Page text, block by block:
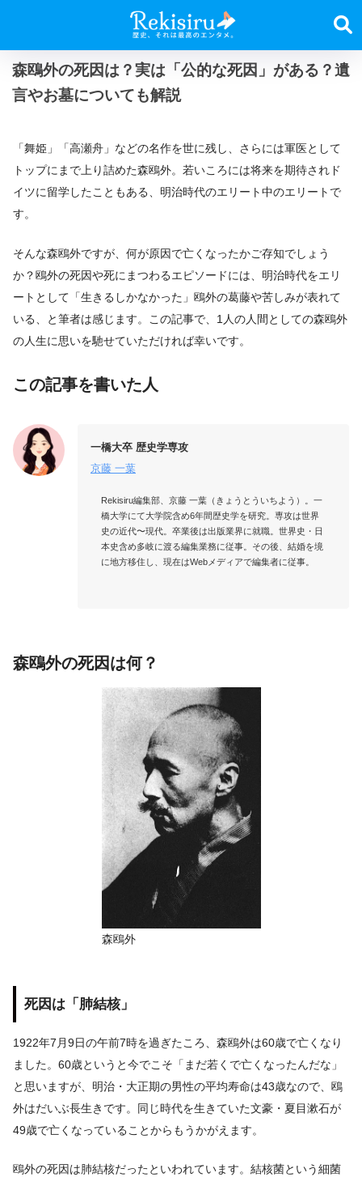
森鴎外の死因は？実は「公的な死因」がある？遺
言やお墓についても解説
「舞姫」「高瀬舟」などの名作を世に残し、さらには軍医として
トップにまで上り詰めた森鴎外。若いころには将来を期待されド
イツに留学したこともある、明治時代のエリート中のエリートで
す。
そんな森鴎外ですが、何が原因で亡くなったかご存知でしょう
か？鴎外の死因や死にまつわるエピソードには、明治時代をエリ
ートとして「生きるしかなかった」鴎外の葛藤や苦しみが表れて
いる、と筆者は感じます。この記事で、1人の人間としての森鴎外
の人生に思いを馳せていただければ幸いです。
この記事を書いた人
一橋大卒 歴史学専攻
京藤 一葉
Rekisiru編集部、京藤 一葉（きょうとういちよう）。一
橋大学にて大学院含め6年間歴史学を研究。専攻は世界
史の近代〜現代。卒業後は出版業界に就職。世界史・日
本史含め多岐に渡る編集業務に従事。その後、結婚を境
に地方移住し、現在はWebメディアで編集者に従事。
森鴎外の死因は何？
森鴎外
死因は「肺結核」
1922年7月9日の午前7時を過ぎたころ、森鴎外は60歳で亡くなり
ました。60歳というと今でこそ「まだ若くで亡くなったんだな」
と思いますが、明治・大正期の男性の平均寿命は43歳なので、鴎
外はだいぶ長生きです。同じ時代を生きていた文豪・夏目漱石が
49歳で亡くなっていることからもうかがえます。
鴎外の死因は肺結核だったといわれています。結核菌という細菌